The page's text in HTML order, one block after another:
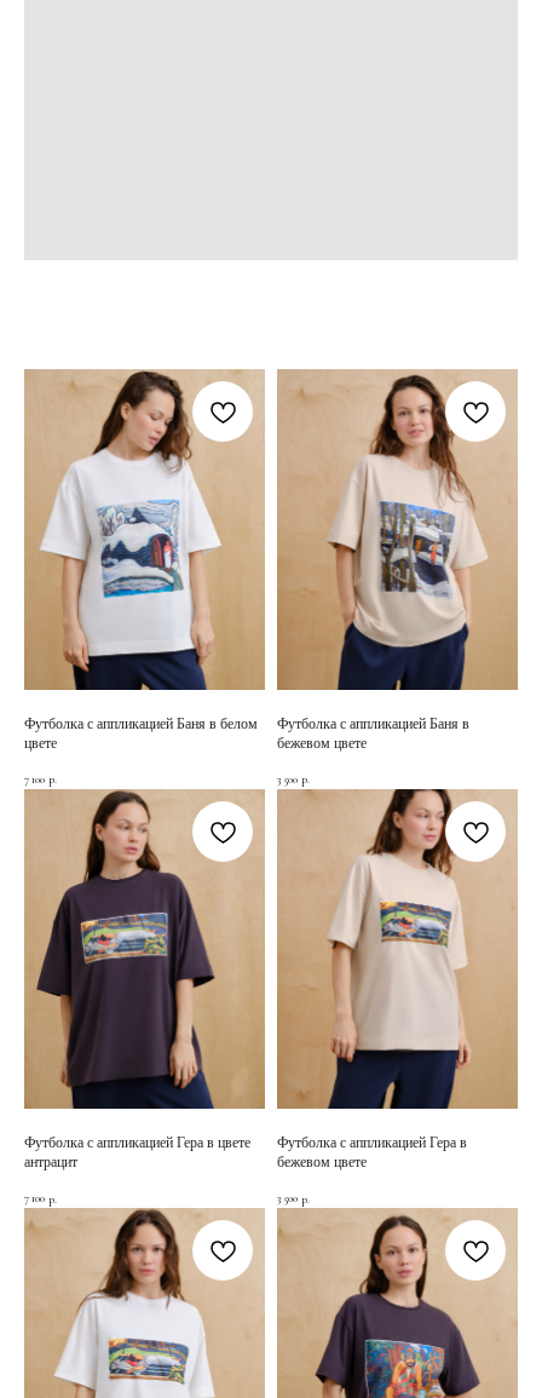
Футболка с аппликацией Баня в белом
цвете
7 100 р.
Футболка с аппликацией Баня в
бежевом цвете
3 500 р.
Футболка с аппликацией Гера в цвете
антрацит
7 100 р.
Футболка с аппликацией Гера в
бежевом цвете
3 500 р.